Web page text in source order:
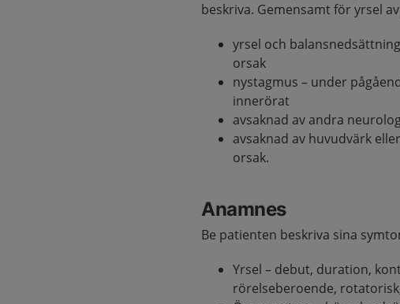
beskriva. Gemensamt för yrsel
yrsel och
orsak
nystagmus – under
innerörat
avsaknad av andra
avsaknad av huvudvärk
orsak.
Anamnes
Be patienten beskriva sina
Yrsel – debut, duration,
rörelseberoende,